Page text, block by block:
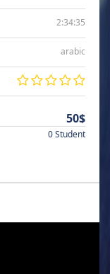
2:34:35
arabic
50$
0 Student